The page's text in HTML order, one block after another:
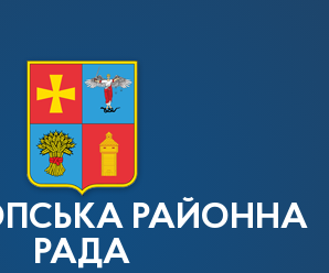
РАЙОННА
РАДА